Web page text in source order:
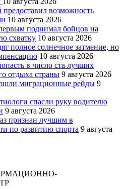
возможность
10 августа 2026
поднимал бойцов на
схватку 10 августа 2026
полное солнечное затмение, но
10 августа 2026
в число ста лучших
отдыха страны 9 августа 2026
миграционные рейды 9
спасли руку водителю
9 августа 2026
признан лучшим в
по развитию спорта 9 августа